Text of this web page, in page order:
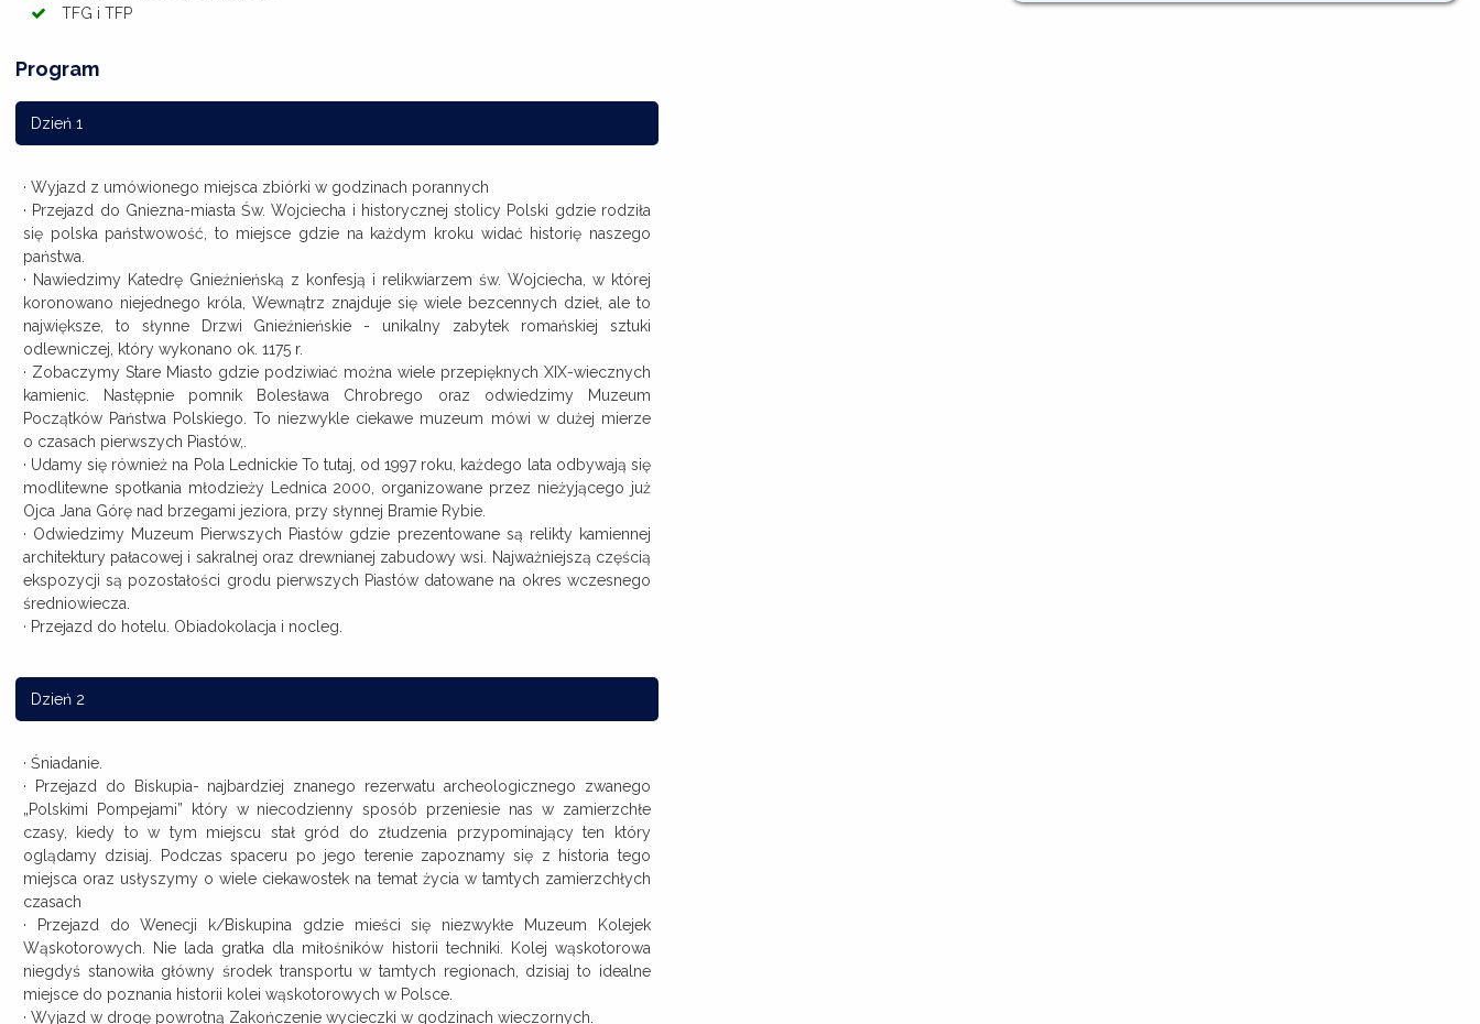
TFG i TFP
Program
Dzień 1
· Wyjazd z umówionego miejsca zbiórki w godzinach porannych
· Przejazd do Gniezna-miasta Św. Wojciecha i historycznej stolicy Polski gdzie rodziła
się polska państwowość, to miejsce gdzie na każdym kroku widać historię naszego
państwa.
· Nawiedzimy Katedrę Gnieźnieńską z konfesją i relikwiarzem św. Wojciecha, w której
koronowano niejednego króla, Wewnątrz znajduje się wiele bezcennych dzieł, ale to
największe, to słynne Drzwi Gnieźnieńskie - unikalny zabytek romańskiej sztuki
odlewniczej, który wykonano ok. 1175 r.
· Zobaczymy Stare Miasto gdzie podziwiać można wiele przepięknych XIX-wiecznych
kamienic. Następnie pomnik Bolesława Chrobrego oraz odwiedzimy Muzeum
Początków Państwa Polskiego. To niezwykle ciekawe muzeum mówi w dużej mierze
o czasach pierwszych Piastów,.
· Udamy się również na Pola Lednickie To tutaj, od 1997 roku, każdego lata odbywają się
modlitewne spotkania młodzieży Lednica 2000, organizowane przez nieżyjącego już
Ojca Jana Górę nad brzegami jeziora, przy słynnej Bramie Rybie.
· Odwiedzimy Muzeum Pierwszych Piastów gdzie prezentowane są relikty kamiennej
architektury pałacowej i sakralnej oraz drewnianej zabudowy wsi. Najważniejszą częścią
ekspozycji są pozostałości grodu pierwszych Piastów datowane na okres wczesnego
średniowiecza.
· Przejazd do hotelu. Obiadokolacja i nocleg.
Dzień 2
· Śniadanie.
· Przejazd do Biskupia- najbardziej znanego rezerwatu archeologicznego zwanego
„Polskimi Pompejami” który w niecodzienny sposób przeniesie nas w zamierzchłe
czasy, kiedy to w tym miejscu stał gród do złudzenia przypominający ten który
oglądamy dzisiaj. Podczas spaceru po jego terenie zapoznamy się z historia tego
miejsca oraz usłyszymy o wiele ciekawostek na temat życia w tamtych zamierzchłych
czasach
· Przejazd do Wenecji k/Biskupina gdzie mieści się niezwykłe Muzeum Kolejek
Wąskotorowych. Nie lada gratka dla miłośników historii techniki. Kolej wąskotorowa
niegdyś stanowiła główny środek transportu w tamtych regionach, dzisiaj to idealne
miejsce do poznania historii kolei wąskotorowych w Polsce.
· Wyjazd w drogę powrotną Zakończenie wycieczki w godzinach wieczornych.